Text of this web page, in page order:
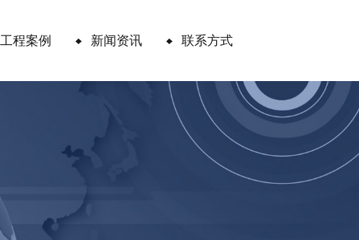
工程案例 新闻资讯 联系方式